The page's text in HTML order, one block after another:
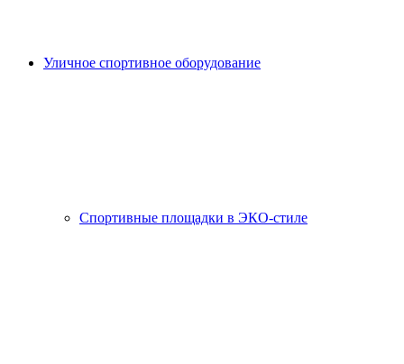
Уличное спортивное оборудование
Спортивные площадки в ЭКО-стиле